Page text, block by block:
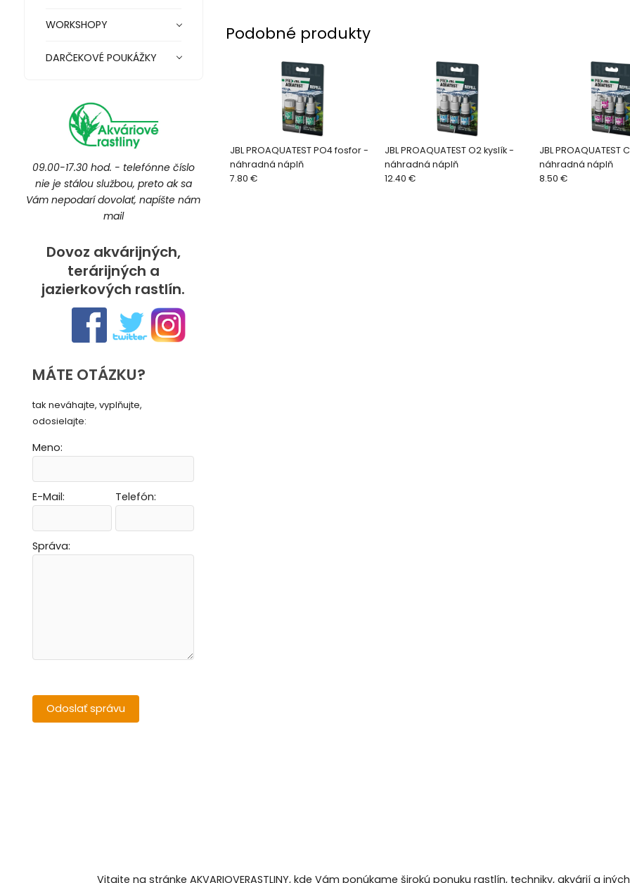
WORKSHOPY
DARČEKOVÉ POUKÁŽKY
09.00-17.30 hod. - telefónne číslo
nie je stálou službou, preto ak sa
Vám nepodarí dovolať, napíšte nám
mail
Dovoz akvárijných,
terárijných a
jazierkových rastlín.
MÁTE OTÁZKU?
tak neváhajte, vyplňujte,
odosielajte:
Meno:
E-Mail:
Telefón:
Správa:
Podobné produkty
JBL PROAQUATEST PO4 fosfor -
náhradná náplň
7.80 €
JBL PROAQUATEST O2 kyslík -
náhradná náplň
12.40 €
JBL PROAQUATEST
náhradná náplň
8.50 €
Vitajte na stránke AKVARIOVERASTLINY, kde Vám ponúkame širokú ponuku rastlín, techniky, akvárií a